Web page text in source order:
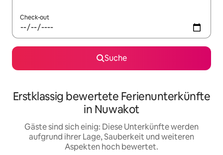
Check-out
Suche
Erstklassig bewertete Ferienunterkünfte
in Nuwakot
Gäste sind sich einig: Diese Unterkünfte werden
aufgrund ihrer Lage, Sauberkeit und weiteren
Aspekten hoch bewertet.